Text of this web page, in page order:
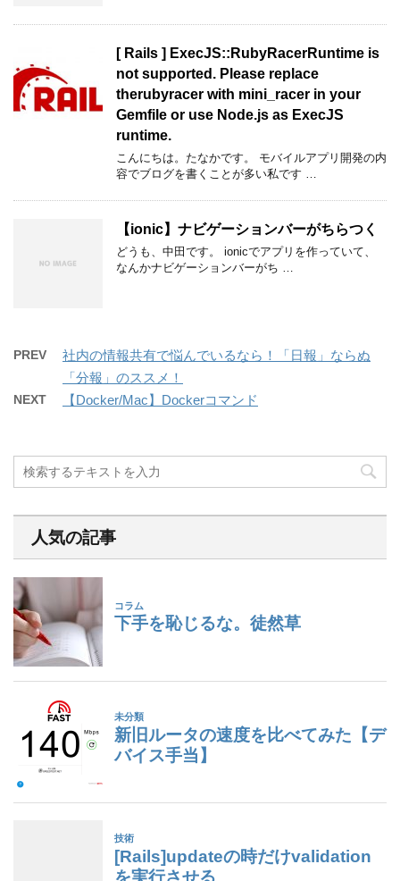
[ Rails ] ExecJS::RubyRacerRuntime is
not supported. Please replace
therubyracer with mini_racer in your
Gemfile or use Node.js as ExecJS
runtime.
こんにちは。たなかです。 モバイルアプリ開発の内
容でブログを書くことが多い私です …
【ionic】ナビゲーションバーがちらつく
どうも、中田です。 ionicでアプリを作っていて、
なんかナビゲーションバーがち …
PREV
社内の情報共有で悩んでいるなら！「日報」ならぬ
「分報」のススメ！
NEXT 【Docker/Mac】Dockerコマンド
人気の記事